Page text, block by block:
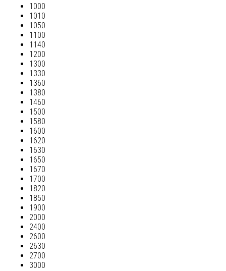
1000
1010
1050
1100
1140
1200
1300
1330
1360
1380
1460
1500
1580
1600
1620
1630
1650
1670
1700
1820
1850
1900
2000
2400
2600
2630
2700
3000